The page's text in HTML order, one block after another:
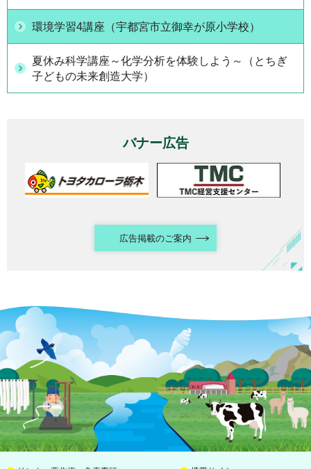
環境学習4講座（宇都宮市立御幸が原小学校）
夏休み科学講座～化学分析を体験しよう～（とちぎ
子どもの未来創造大学）
バナー広告
広告掲載のご案内